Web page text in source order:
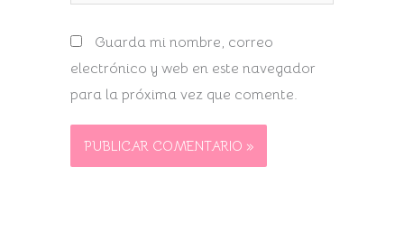
Guarda mi nombre, correo
electrónico y web en este navegador
para la próxima vez que comente.